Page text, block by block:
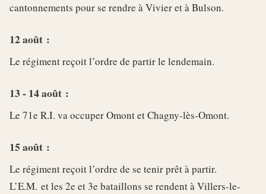
cantonnements pour se rendre à Vivier et à Bulson.
12 août :
Le régiment reçoit l’ordre de partir le lendemain.
13 - 14 août :
Le 71e R.I. va occuper Omont et Chagny-lès-Omont.
15 août :
Le régiment reçoit l’ordre de se tenir prêt à partir.
L’E.M. et les 2e et 3e bataillons se rendent à Villers-le-